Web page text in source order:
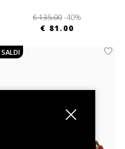
€ 135.00-40%
€ 81.00
SALDI